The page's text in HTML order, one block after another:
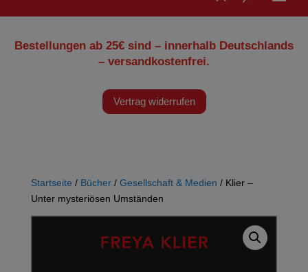
Bestellungen ab 25€ sind – innerhalb Deutschlands
– versandkostenfrei.
Vertrag widerrufen
Startseite / Bücher/ Gesellschaft & Medien / Klier –
Unter mysteriösen Umständen